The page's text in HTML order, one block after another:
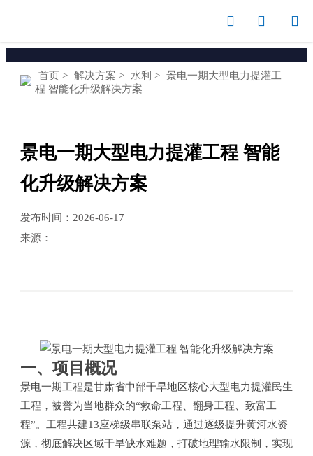
  
首页> 解决方案 > 水利 > 景电一期大型电力提灌工
程 智能化升级解决方案
景电一期大型电力提灌工程 智能
化升级解决方案
发布时间：2026-06-17
来源：
一、项目概况
景电一期工程是甘肃省中部干旱地区核心大型电力提灌民生
工程，被誉为当地群众的“救命工程、翻身工程、致富工
程”。工程共建13座梯级串联泵站，通过逐级提升黄河水资
源，彻底解决区域干旱缺水难题，打破地理输水限制，实现